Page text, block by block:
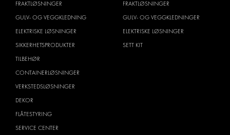
FRAKTLØSNINGER
GULV- OG VEGGKLEDNING
ELEKTRISKE LØSNINGER
SIKKERHETSPRODUKTER
TILBEHØR
CONTAINERLØSNINGER
VERKSTEDSLØSNINGER
DEKOR
FLÅTESTYRING
SERVICE CENTER
FRAKTLØSNINGER
GULV- OG VEGGKLEDNINGER
ELEKTRISKE LØSNINGER
SETT KIT